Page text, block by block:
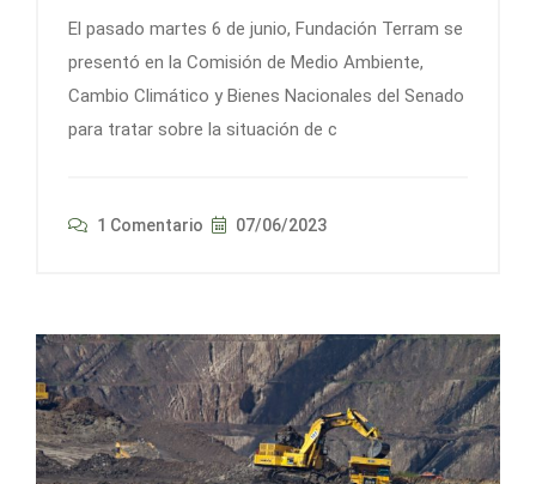
El pasado martes 6 de junio, Fundación Terram se
presentó en la Comisión de Medio Ambiente,
Cambio Climático y Bienes Nacionales del Senado
para tratar sobre la situación de c
1 Comentario 07/06/2023